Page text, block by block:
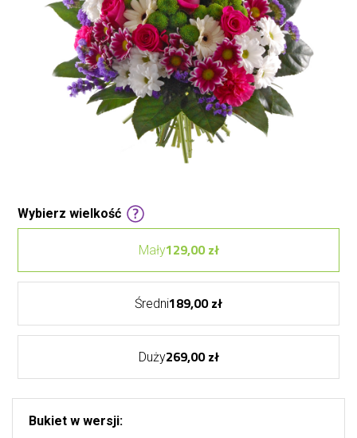
Wybierz wielkość
Mały129,00 zł
Średni189,00 zł
Duży269,00 zł
Bukiet w wersji: